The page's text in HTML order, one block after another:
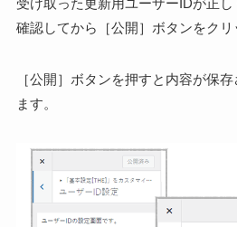
受け取った更新用ユーザーIDが正
確認してから［公開］ボタンをクリ
［公開］ボタンを押すと内容が保
ます。